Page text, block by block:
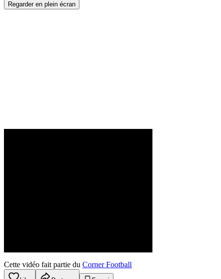
Regarder en plein écran
Cette vidéo fait partie du Corner Football